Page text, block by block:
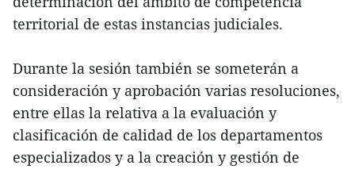
territorial de estas instancias judiciales.
Durante la sesión también se someterán a
consideración y aprobación varias resoluciones,
entre ellas la relativa a la evaluación y
clasificación de calidad de los departamentos
especializados y a la creación y gestión de